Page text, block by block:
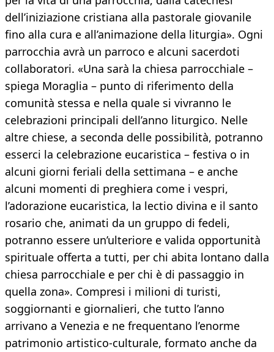
dell’iniziazione cristiana alla pastorale giovanile
fino alla cura e all’animazione della liturgia». Ogni
parrocchia avrà un parroco e alcuni sacerdoti
collaboratori. «Una sarà la chiesa parrocchiale –
spiega Moraglia – punto di riferimento della
comunità stessa e nella quale si vivranno le
celebrazioni principali dell’anno liturgico. Nelle
altre chiese, a seconda delle possibilità, potranno
esserci la celebrazione eucaristica – festiva o in
alcuni giorni feriali della settimana – e anche
alcuni momenti di preghiera come i vespri,
l’adorazione eucaristica, la lectio divina e il santo
rosario che, animati da un gruppo di fedeli,
potranno essere un’ulteriore e valida opportunità
spirituale offerta a tutti, per chi abita lontano dalla
chiesa parrocchiale e per chi è di passaggio in
quella zona». Compresi i milioni di turisti,
soggiornanti e giornalieri, che tutto l’anno
arrivano a Venezia e ne frequentano l’enorme
patrimonio artistico-culturale, formato anche da